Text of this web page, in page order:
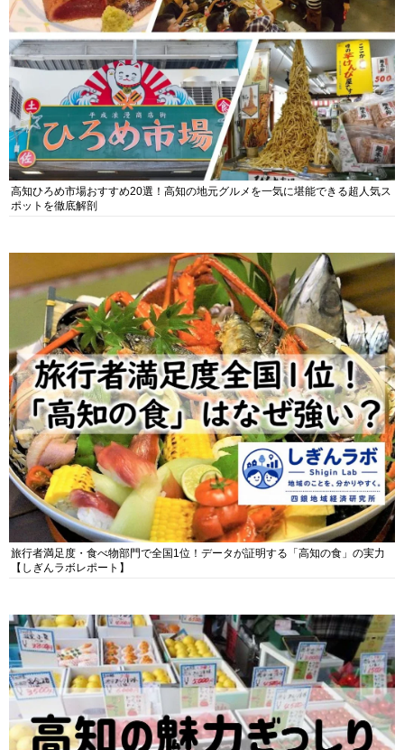
高知ひろめ市場おすすめ20選！高知の地元グルメを一気に堪能できる超人気ス
ポットを徹底解剖
旅行者満足度・食べ物部門で全国1位！データが証明する「高知の食」の実力
【しぎんラボレポート】